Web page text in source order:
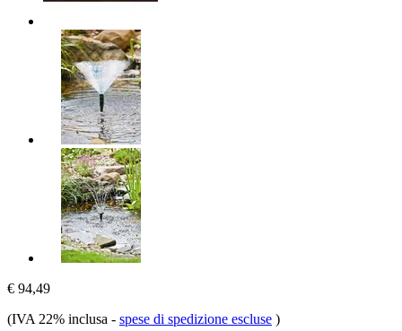
€ 94,49
(IVA 22% inclusa - spese di spedizione escluse )